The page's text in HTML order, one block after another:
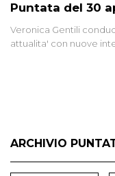
Puntata del 30
Veronica Gentili
attualita' con nuove
ARCHIVIO